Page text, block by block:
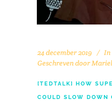
24 december 2019 In
Geschreven door
[TEDTALK] HOW
COULD SLOW DOWN